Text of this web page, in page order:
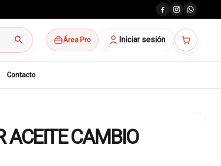
search Área Pro Iniciar sesión
Contacto
ACEITE CAMBIO